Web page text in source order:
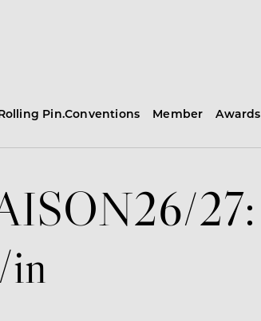
Pin.Conventions Member Awards
27:
in